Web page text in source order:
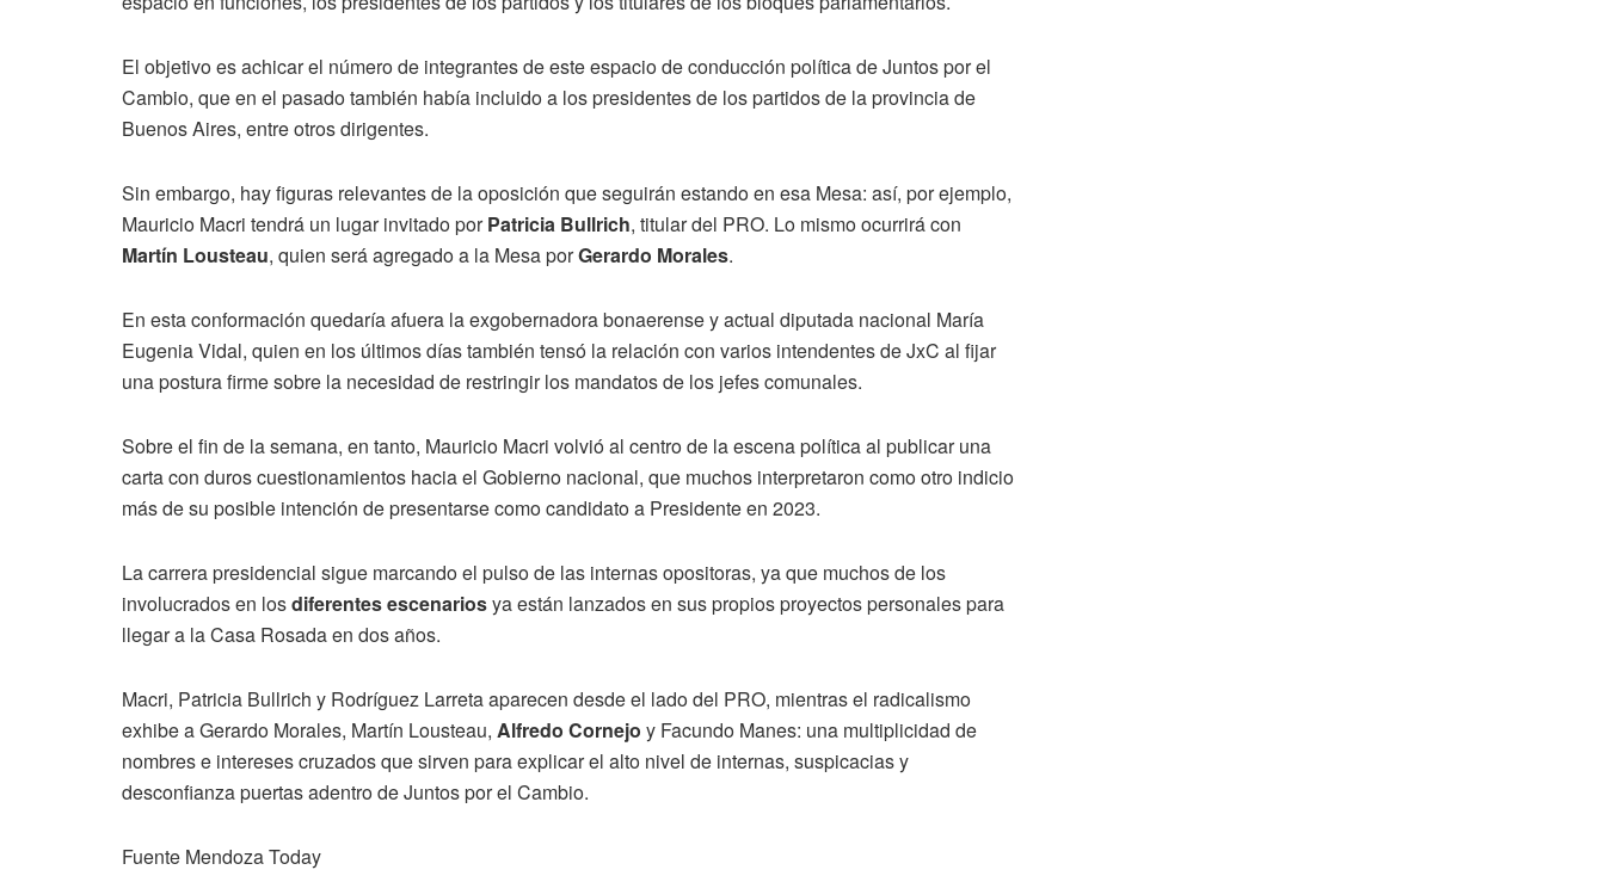
El objetivo es achicar el número de integrantes de este espacio de conducción política de Juntos por el
Cambio, que en el pasado también había incluido a los presidentes de los partidos de la provincia de
Buenos Aires, entre otros dirigentes.
Sin embargo, hay figuras relevantes de la oposición que seguirán estando en esa Mesa: así, por ejemplo,
Mauricio Macri tendrá un lugar invitado porPatricia Bullrich, titular del PRO. Lo mismo ocurrirá con
Martín Lousteau, quien será agregado a la Mesa porGerardo Morales.
En esta conformación quedaría afuera la exgobernadora bonaerense y actual diputada nacional María
Eugenia Vidal, quien en los últimos días también tensó la relación con varios intendentes de JxC al fijar
una postura firme sobre la necesidad de restringir los mandatos de los jefes comunales.
Sobre el fin de la semana, en tanto, Mauricio Macri volvió al centro de la escena política al publicar una
carta con duros cuestionamientos hacia el Gobierno nacional, que muchos interpretaron como otro indicio
más de su posible intención de presentarse como candidato a Presidente en 2023.
La carrera presidencial sigue marcando el pulso de las internas opositoras, ya que muchos de los
involucrados en losdiferentes escenariosya están lanzados en sus propios proyectos personales para
llegar a la Casa Rosada en dos años.
Macri, Patricia Bullrich y Rodríguez Larreta aparecen desde el lado del PRO, mientras el radicalismo
exhibe a Gerardo Morales, Martín Lousteau, Alfredo Cornejo y Facundo Manes: una multiplicidad de
nombres e intereses cruzados que sirven para explicar el alto nivel de internas, suspicacias y
desconfianza puertas adentro de Juntos por el Cambio.
Fuente Mendoza Today